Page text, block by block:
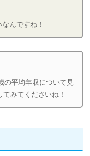
んですね！
の平均年収について見
みてくださいね！